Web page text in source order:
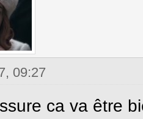
09:27
ca va être